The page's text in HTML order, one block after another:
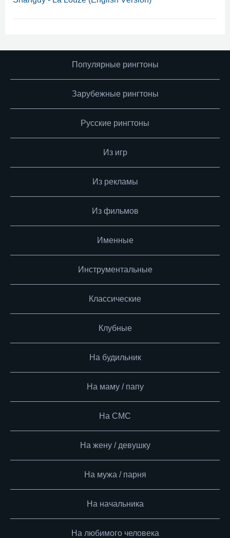
Популярные рингтоны
Зарубежные рингтоны
Русские рингтоны
Из игр
Из рекламы
Из фильмов
Именные
Инструментальные
Классические
Клубные
На будильник
На маму / папу
На СМС
На жену / девушку
На мужа / парня
На начальника
На любимого человека